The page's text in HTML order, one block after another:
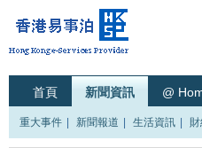
首頁 新聞資訊 @
重大事件 新聞報道 生活資訊